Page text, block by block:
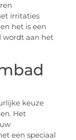
irritaties
het is een
wordt aan het
keuze
Het
een speciaal